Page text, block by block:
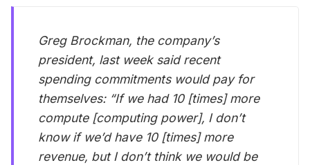
Greg Brockman, the company’s
president, last week said recent
spending commitments would pay for
themselves: “If we had 10 [times] more
compute [computing power], I don’t
know if we’d have 10 [times] more
revenue, but I don’t think we would be